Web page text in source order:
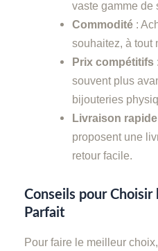
vaste gamme de
Commodité :
souhaitez, à tout
Prix compétitifs
souvent plus
bijouteries
Livraison rapide
proposent une
retour facile.
Conseils pour Choisir
Parfait
Pour faire le meilleur